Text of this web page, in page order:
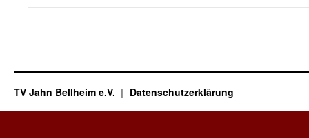
TV Jahn Bellheim e.V. Datenschutzerklärung